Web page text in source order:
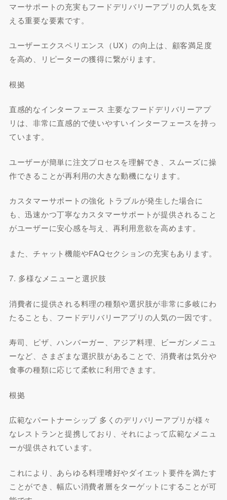
マーサポートの充実もフードデリバリーアプリの人気を支
える重要な要素です。
ユーザーエクスペリエンス（UX）の向上は、顧客満足度
を高め、リピーターの獲得に繋がります。
根拠
直感的なインターフェース 主要なフードデリバリーアプ
リは、非常に直感的で使いやすいインターフェースを持っ
ています。
ユーザーが簡単に注文プロセスを理解でき、スムーズに操
作できることが再利用の大きな動機になります。
カスタマーサポートの強化 トラブルが発生した場合に
も、迅速かつ丁寧なカスタマーサポートが提供されること
がユーザーに安心感を与え、再利用意欲を高めます。
また、チャット機能やFAQセクションの充実もあります。
7. 多様なメニューと選択肢
消費者に提供される料理の種類や選択肢が非常に多岐にわ
たることも、フードデリバリーアプリの人気の一因です。
寿司、ピザ、ハンバーガー、アジア料理、ビーガンメニュ
ーなど、さまざまな選択肢があることで、消費者は気分や
食事の種類に応じて柔軟に利用できます。
根拠
広範なパートナーシップ 多くのデリバリーアプリが様々
なレストランと提携しており、それによって広範なメニュ
ーが提供されています。
これにより、あらゆる料理嗜好やダイエット要件を満たす
ことができ、幅広い消費者層をターゲットにすることが可